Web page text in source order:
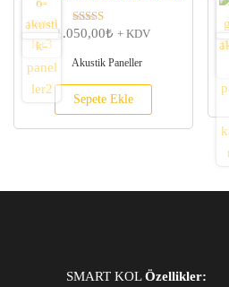
5 üzerinden
1.050,00₺ + KDV
Akustik Paneller
Sepete Ekle
SMART KOLÖzellikler: